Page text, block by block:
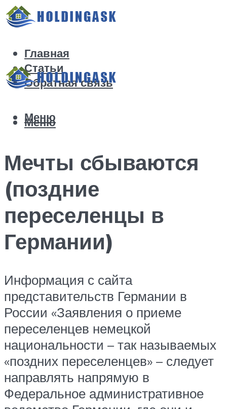
Главная
Статьи
Обратная связь
Меню
Меню
Мечты сбываются
(поздние
переселенцы в
Германии)
Информация с сайта
представительств Германии в
России «Заявления о приеме
переселенцев немецкой
национальности – так называемых
«поздних переселенцев» – следует
направлять напрямую в
Федеральное административное